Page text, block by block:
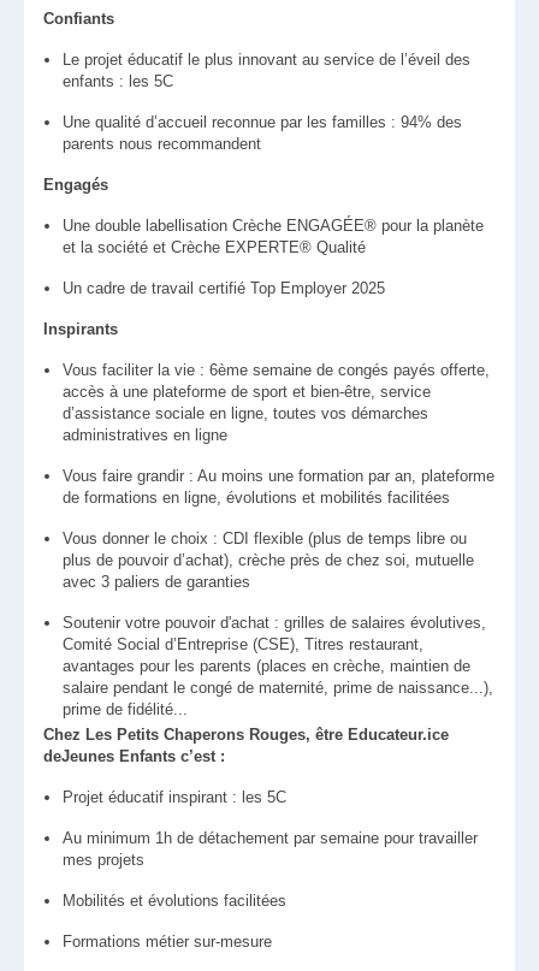
Confiants
Le projet éducatif le plus innovant au service de l’éveil des
enfants : les 5C
Une qualité d’accueil reconnue par les familles : 94% des
parents nous recommandent
Engagés
Une double labellisation Crèche ENGAGÉE® pour la planète
et la société et Crèche EXPERTE® Qualité
Un cadre de travail certifié Top Employer 2025
Inspirants
Vous faciliter la vie : 6ème semaine de congés payés offerte,
accès à une plateforme de sport et bien-être, service
d’assistance sociale en ligne, toutes vos démarches
administratives en ligne
Vous faire grandir : Au moins une formation par an, plateforme
de formations en ligne, évolutions et mobilités facilitées
Vous donner le choix : CDI flexible (plus de temps libre ou
plus de pouvoir d’achat), crèche près de chez soi, mutuelle
avec 3 paliers de garanties
Soutenir votre pouvoir d'achat : grilles de salaires évolutives,
Comité Social d’Entreprise (CSE), Titres restaurant,
avantages pour les parents (places en crèche, maintien de
salaire pendant le congé de maternité, prime de naissance...),
prime de fidélité...
Chez Les Petits Chaperons Rouges, être Educateur.ice
deJeunes Enfants c’est :
Projet éducatif inspirant : les 5C
Au minimum 1h de détachement par semaine pour travailler
mes projets
Mobilités et évolutions facilitées
Formations métier sur-mesure